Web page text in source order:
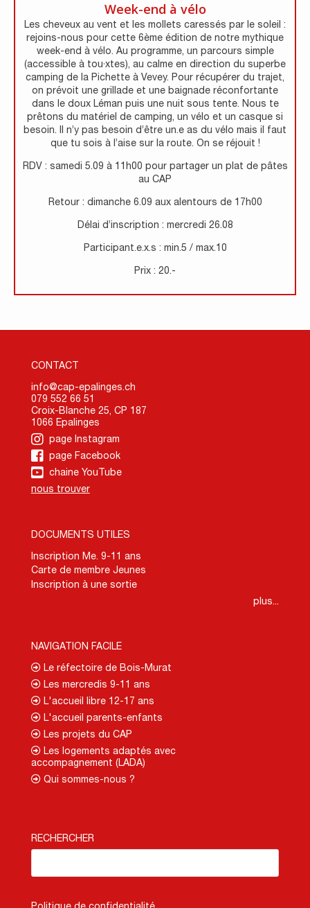
Week-end à vélo
Les cheveux au vent et les mollets caressés par le soleil :
rejoins-nous pour cette 6ème édition de notre mythique
week-end à vélo. Au programme, un parcours simple
(accessible à tou·xtes), au calme en direction du superbe
camping de la Pichette à Vevey. Pour récupérer du trajet,
on prévoit une grillade et une baignade réconfortante
dans le doux Léman puis une nuit sous tente. Nous te
prêtons du matériel de camping, un vélo et un casque si
besoin. Il n’y pas besoin d’être un.e as du vélo mais il faut
que tu sois à l’aise sur la route. On se réjouit !
RDV : samedi 5.09 à 11h00 pour partager un plat de pâtes
au CAP
Retour : dimanche 6.09 aux alentours de 17h00
Délai d’inscription : mercredi 26.08
Participant.e.x.s : min.5 / max.10
Prix : 20.-
CONTACT
info@cap-epalinges.ch
079 552 66 51
Croix-Blanche 25, CP 187
1066 Epalinges
page Instagram
page Facebook
chaine YouTube
nous trouver
DOCUMENTS UTILES
Inscription Me. 9-11 ans
Carte de membre Jeunes
Inscription à une sortie
plus...
NAVIGATION FACILE
Le réfectoire de Bois-Murat
Les mercredis 9-11 ans
L'accueil libre 12-17 ans
L'accueil parents-enfants
Les projets du CAP
Les logements adaptés avec
accompagnement (LADA)
Qui sommes-nous ?
RECHERCHER